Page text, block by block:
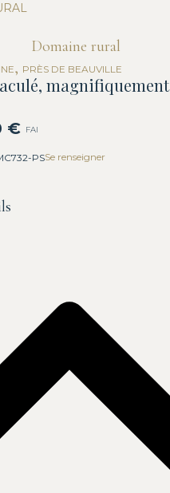
, PRÈS DE BEAUVILLE
magnifiquement
€ FAI
PSSe renseigner